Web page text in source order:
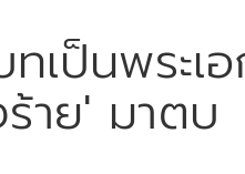
เป็นพระเ
าย' มาตบ